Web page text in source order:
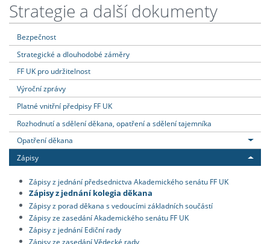
Strategie a další dokumenty
Bezpečnost
Strategické a dlouhodobé záměry
FF UK pro udržitelnost
Výroční zprávy
Platné vnitřní předpisy FF UK
Rozhodnutí a sdělení děkana, opatření a sdělení tajemníka
Opatření děkana
Zápisy
Zápisy z jednání předsednictva Akademického senátu FF UK
Zápisy z jednání kolegia děkana
Zápisy z porad děkana s vedoucími základních součástí
Zápisy ze zasedání Akademického senátu FF UK
Zápisy z jednání Ediční rady
Zápisy ze zasedání Vědecké rady